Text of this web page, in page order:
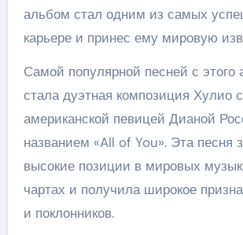
альбом стал одним из самых
карьере и принес ему мировую
Самой популярной песней с этого
стала дуэтная композиция Хулио с
американской певицей Дианой
названием «All of You». Эта песня
высокие позиции в мировых
чартах и получила широкое
и поклонников.